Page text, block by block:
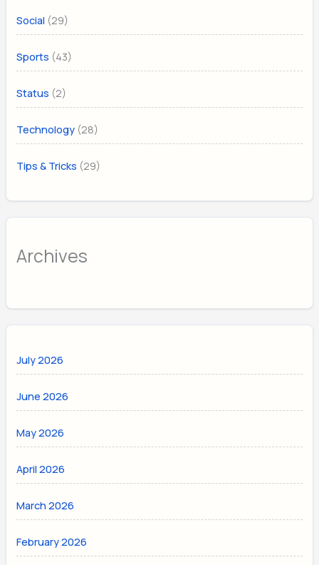
Social (29)
Sports (43)
Status (2)
Technology (28)
Tips & Tricks (29)
Archives
July 2026
June 2026
May 2026
April 2026
March 2026
February 2026